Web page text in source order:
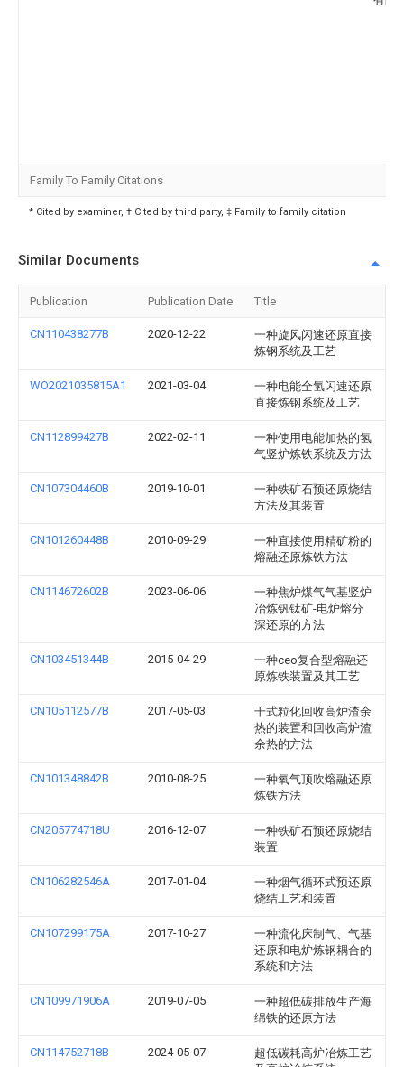
Family To Family Citations
* Cited by examiner, † Cited by third party, ‡ Family to family citation
Similar Documents
Publication Publication Date Title
CN110438277B 2020-12-22
一种旋风闪速还原直接
炼钢系统及工艺
WO2021035815A1 2021-03-04
一种电能全氢闪速还原
直接炼钢系统及工艺
CN112899427B 2022-02-11
一种使用电能加热的氢
气竖炉炼铁系统及方法
CN107304460B 2019-10-01
一种铁矿石预还原烧结
方法及其装置
CN101260448B 2010-09-29
一种直接使用精矿粉的
熔融还原炼铁方法
CN114672602B 2023-06-06
一种焦炉煤气气基竖炉
冶炼钒钛矿-电炉熔分
深还原的方法
CN103451344B 2015-04-29
一种ceo复合型熔融还
原炼铁装置及其工艺
CN105112577B 2017-05-03
干式粒化回收高炉渣余
热的装置和回收高炉渣
余热的方法
CN101348842B 2010-08-25
一种氧气顶吹熔融还原
炼铁方法
CN205774718U 2016-12-07
一种铁矿石预还原烧结
装置
CN106282546A 2017-01-04
一种烟气循环式预还原
烧结工艺和装置
CN107299175A 2017-10-27
一种流化床制气、气基
还原和电炉炼钢耦合的
系统和方法
CN109971906A 2019-07-05
一种超低碳排放生产海
绵铁的还原方法
CN114752718B 2024-05-07
超低碳耗高炉冶炼工艺